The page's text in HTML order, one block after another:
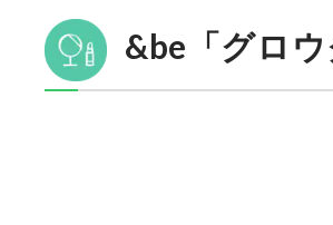
&be「グロ